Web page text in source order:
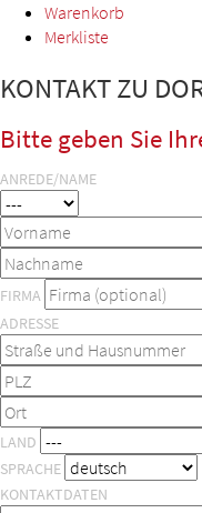
Warenkorb
Merkliste
KONTAKT ZU
Bitte geben Sie
ANREDE/NAME
FIRMA
ADRESSE
LAND
SPRACHE
KONTAKTDATEN